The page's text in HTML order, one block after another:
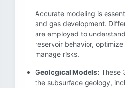
Accurate modeling is
and gas development.
are employed to
reservoir behavior,
manage risks.
Geological Models: These
the subsurface geology,